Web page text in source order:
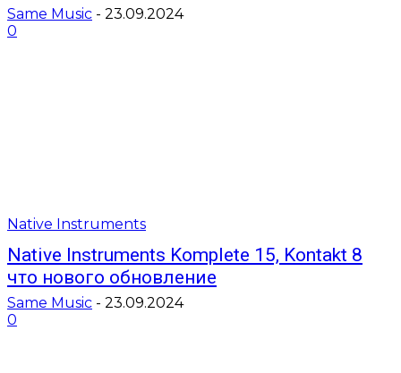
Same Music - 23.09.2024
0
Native Instruments
Native Instruments Komplete 15, Kontakt 8
что нового обновление
Same Music - 23.09.2024
0